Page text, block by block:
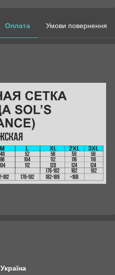
Оплата Умови повернення
Україна